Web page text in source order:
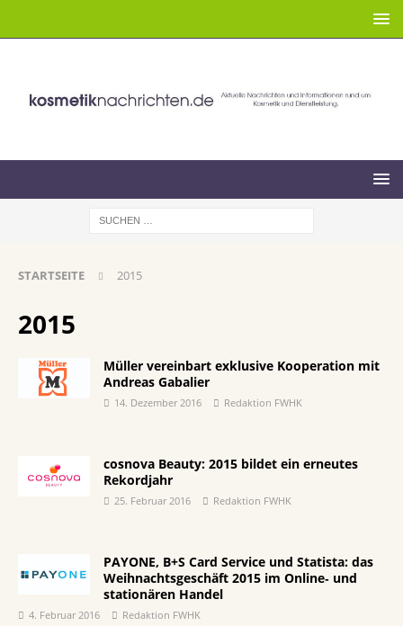
STARTSEITE 2015
2015
Müller vereinbart exklusive Kooperation mit
Andreas Gabalier
14. Dezember 2016 Redaktion FWHK
cosnova Beauty: 2015 bildet ein erneutes
Rekordjahr
25. Februar 2016 Redaktion FWHK
PAYONE, B+S Card Service und Statista: das
Weihnachtsgeschäft 2015 im Online‐ und
stationären Handel
4. Februar 2016 Redaktion FWHK